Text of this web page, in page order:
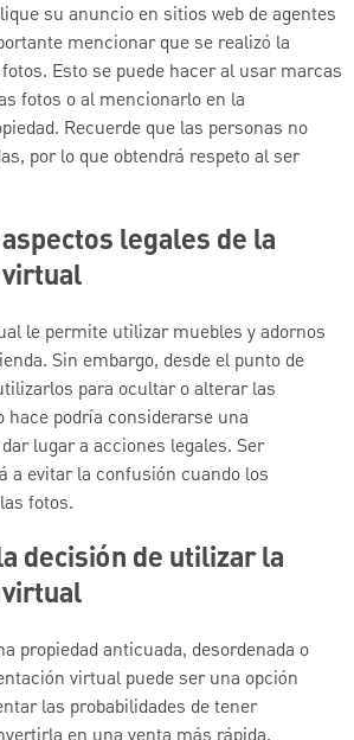
su anuncio en sitios web de agentes
mencionar que se realizó la
Esto se puede hacer al usar marcas
fotos o al mencionarlo en la
Recuerde que las personas no
por lo que obtendrá respeto al ser
legales de la
le permite utilizar muebles y adornos
Sin embargo, desde el punto de
para ocultar o alterar las
podría considerarse una
lugar a acciones legales. Ser
a evitar la confusión cuando los
fotos.
decisión de utilizar la
propiedad anticuada, desordenada o
virtual puede ser una opción
las probabilidades de tener